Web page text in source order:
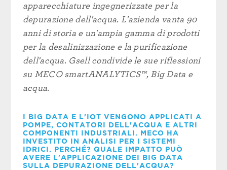
apparecchiature ingegnerizzate per la
depurazione dell'acqua. L'azienda vanta 90
anni di storia e un'ampia gamma di prodotti
per la desalinizzazione e la purificazione
dell'acqua. Gsell condivide le sue riflessioni
su MECO smartANALYTICS™, Big Data e
acqua.
I BIG DATA E L'IOT VENGONO APPLICATI A
POMPE, CONTATORI DELL'ACQUA E ALTRI
COMPONENTI INDUSTRIALI. MECO HA
INVESTITO IN ANALISI PER I SISTEMI
IDRICI. PERCHÉ? QUALE IMPATTO PUÒ
AVERE L'APPLICAZIONE DEI BIG DATA
SULLA DEPURAZIONE DELL'ACQUA?